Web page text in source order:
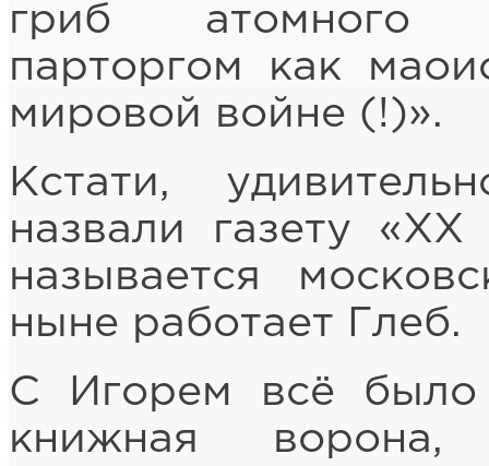
гриб атомного
парторгом как
мировой войне (!)».
Кстати,
назвали газету
называется
ныне работает Глеб.
С Игорем всё было
книжная ворона,